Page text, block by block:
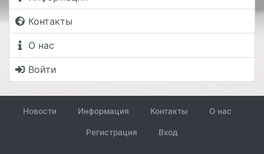
Контакты
О нас
Войти
Новости Информация Контакты О нас
Регистрация Вход